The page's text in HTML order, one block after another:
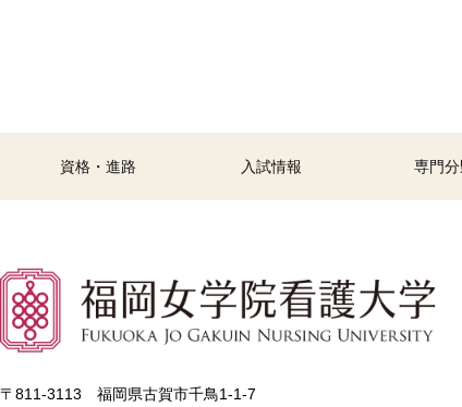
資格・進路 入試情報 専門
〒811-3113 福岡県古賀市千鳥1-1-7